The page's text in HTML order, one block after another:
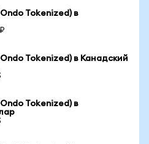
Tokenized) в
Tokenized) в Канадский
Tokenized) в